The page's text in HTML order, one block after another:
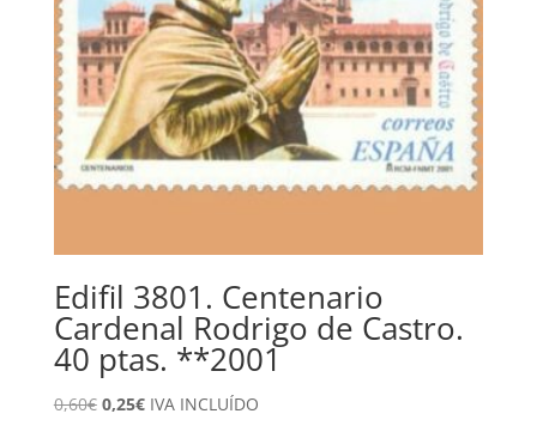
Edifil 3801. Centenario
Cardenal Rodrigo de Castro.
40 ptas. **2001
0,60€ El
0,25€ElIVA INCLUÍDO